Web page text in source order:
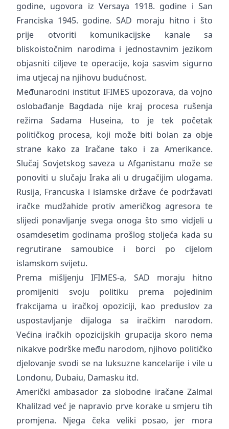
godine, ugovora iz Versaya 1918. godine i San
Franciska 1945. godine. SAD moraju hitno i što
prije otvoriti komunikacijske kanale sa
bliskoistočnim narodima i jednostavnim jezikom
objasniti ciljeve te operacije, koja sasvim sigurno
ima utjecaj na njihovu budućnost.
Međunarodni institut IFIMES upozorava, da vojno
oslobađanje Bagdada nije kraj procesa rušenja
režima Sadama Huseina, to je tek početak
političkog procesa, koji može biti bolan za obje
strane kako za Iračane tako i za Amerikance.
Slučaj Sovjetskog saveza u Afganistanu može se
ponoviti u slučaju Iraka ali u drugačijim ulogama.
Rusija, Francuska i islamske države će podržavati
iračke mudžahide protiv američkog agresora te
slijedi ponavljanje svega onoga što smo vidjeli u
osamdesetim godinama prošlog stoljeća kada su
regrutirane samoubice i borci po cijelom
islamskom svijetu.
Prema mišljenju IFIMES-a, SAD moraju hitno
promijeniti svoju politiku prema pojedinim
frakcijama u iračkoj opoziciji, kao preduslov za
uspostavljanje dijaloga sa iračkim narodom.
Većina iračkih opozicijskih grupacija skoro nema
nikakve podrške među narodom, njihovo političko
djelovanje svodi se na luksuzne kancelarije i vile u
Londonu, Dubaiu, Damasku itd.
Američki ambasador za slobodne iračane Zalmai
Khalilzad već je napravio prve korake u smjeru tih
promjena. Njega čeka veliki posao, jer mora